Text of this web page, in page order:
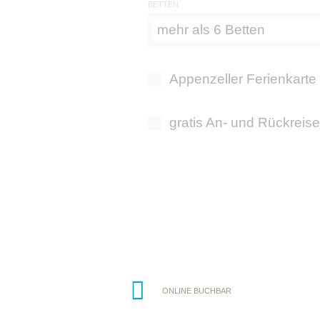
BETTEN
mehr als 6 Betten
Appenzeller Ferienkarte
gratis An- und Rückreise
ONLINE BUCHBAR